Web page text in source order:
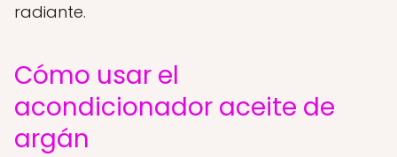
radiante.
Cómo usar el
acondicionador aceite de
argán